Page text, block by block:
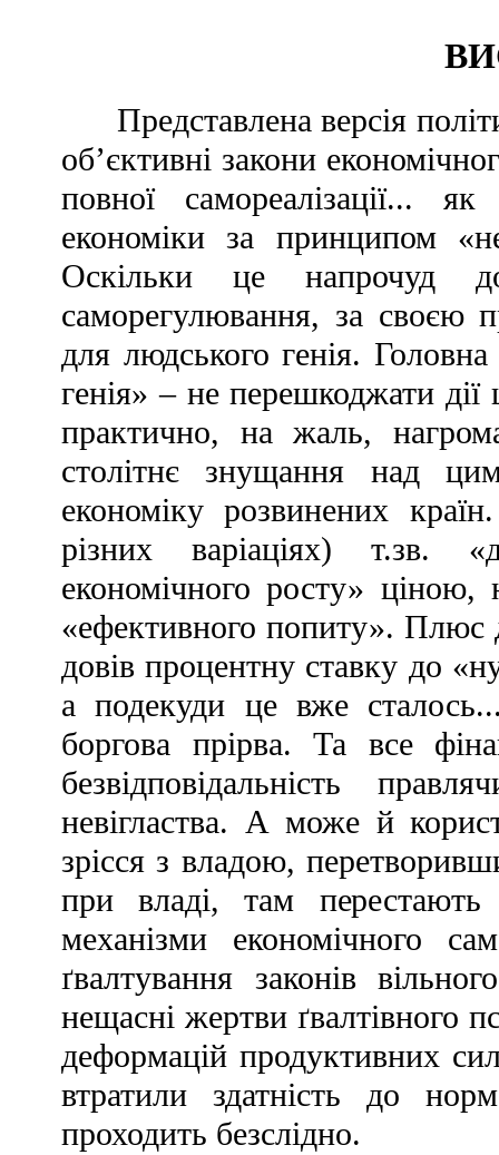
Представлена версія
об’єктивні закони
повної самореалізації...
економіки за принципом
Оскільки це напрочуд
саморегулювання, за своєю
для людського генія.
генія» – не перешкоджати
практично, на жаль,
столітнє знущання над
економіку розвинених
різних варіаціях) т.зв.
економічного росту»
«ефективного попиту». Плюс
довів процентну ставку до
а подекуди це вже
боргова прірва. Та все
безвідповідальність
невігластва. А може й
зрісся з владою,
при владі, там перестають
механізми економічного
ґвалтування законів
нещасні жертви ґвалтівного
деформацій продуктивних
втратили здатність до
проходить безслідно.